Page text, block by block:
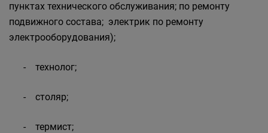
пунктах технического обслуживания; по ремонту
подвижного состава; электрик по ремонту
электрооборудования);
- технолог;
- столяр;
- термист;